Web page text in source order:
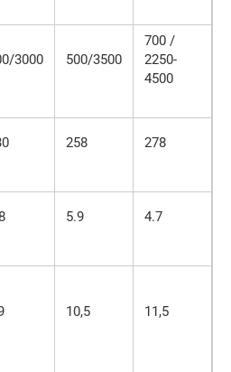
3000 500/3500
700 /
2250-
4500
258 278
5.9 4.7
10,5 11,5